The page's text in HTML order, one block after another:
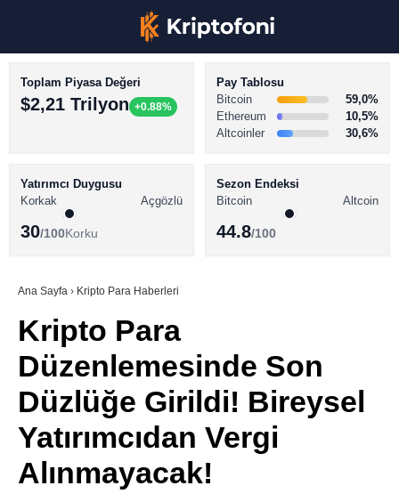
TikTok
Pinterest
BİTCOİN HABERLERİ
ALTCOİN HABERLERİ
SÖZLÜK
Toplam Piyasa Değeri
$2,21 Trilyon +0.88%
Pay Tablosu
Bitcoin
59,0%
Ethereum
10,5%
Altcoinler
30,6%
Yatırımcı Duygusu
Korkak
Açgözlü
30/100Korku
Sezon Endeksi
Bitcoin
Altcoin
44.8/100
Ana Sayfa › Kripto Para Haberleri
Kripto Para
Düzenlemesinde Son
Düzlüğe Girildi! Bireysel
Yatırımcıdan Vergi
Alınmayacak!